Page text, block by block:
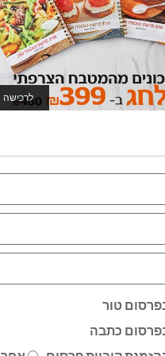
לרכישה
לאתר המשחקים
טור
כתבה